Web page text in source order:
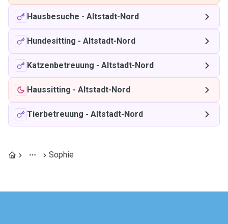
Hausbesuche - Altstadt-Nord
Hundesitting - Altstadt-Nord
Katzenbetreuung - Altstadt-Nord
Haussitting - Altstadt-Nord
Tierbetreuung - Altstadt-Nord
Sophie